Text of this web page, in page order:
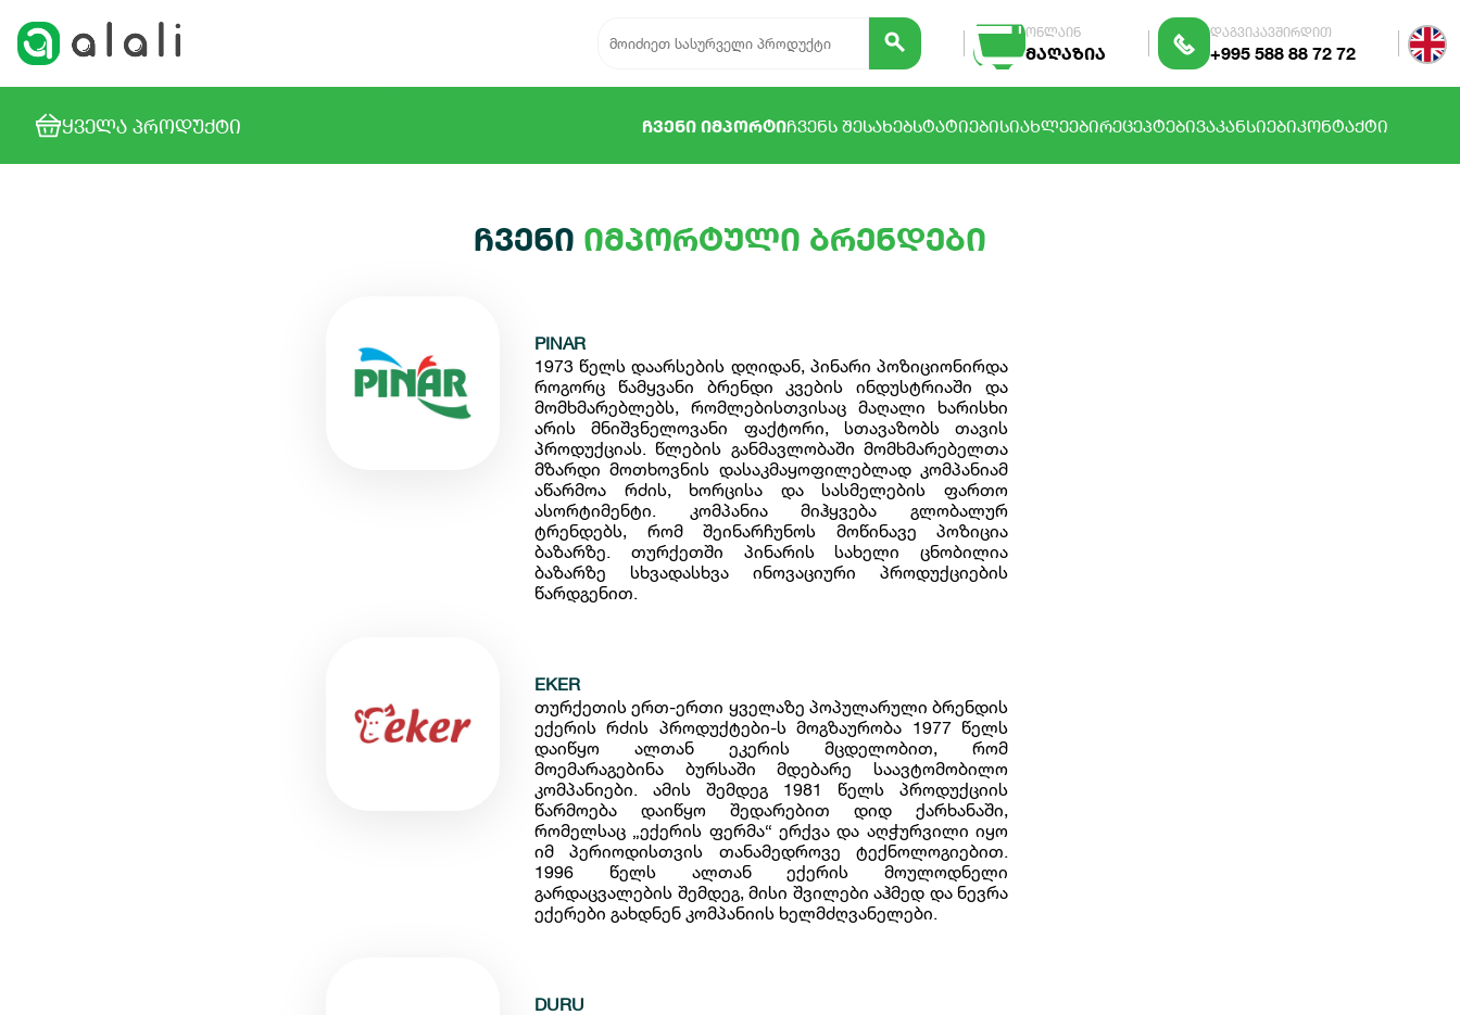
ონლაინ
მაღაზია
დაგვიკავშირდით
+995 588 88 72 72
ᲧᲕᲔᲚᲐ ᲞᲠᲝᲓᲣᲥᲢᲘ ᲩᲕᲔᲜᲘ ᲘᲛᲞᲝᲠᲢᲘᲩᲕᲔᲜᲡ ᲨᲔᲡᲐᲮᲔᲑᲡᲢᲐᲢᲘᲔᲑᲘᲡᲘᲐᲮᲚᲔᲔᲑᲘᲠᲔᲪᲔᲞᲢᲔᲑᲘᲕᲐᲙᲐᲜᲡᲘᲔᲑᲘᲙᲝᲜᲢᲐᲥᲢᲘ
ჩვენი იმპორტული ბრენდები
PINAR
1973 წელს დაარსების დღიდან, პინარი პოზიციონირდა
როგორც წამყვანი ბრენდი კვების ინდუსტრიაში და
მომხმარებლებს, რომლებისთვისაც მაღალი ხარისხი
არის მნიშვნელოვანი ფაქტორი, სთავაზობს თავის
პროდუქციას. წლების განმავლობაში მომხმარებელთა
მზარდი მოთხოვნის დასაკმაყოფილებლად კომპანიამ
აწარმოა რძის, ხორცისა და სასმელების ფართო
ასორტიმენტი. კომპანია მიჰყვება გლობალურ
ტრენდებს, რომ შეინარჩუნოს მოწინავე პოზიცია
ბაზარზე. თურქეთში პინარის სახელი ცნობილია
ბაზარზე სხვადასხვა ინოვაციური პროდუქციების
წარდგენით.
EKER
თურქეთის ერთ-ერთი ყველაზე პოპულარული ბრენდის
ექერის რძის პროდუქტები-ს მოგზაურობა 1977 წელს
დაიწყო ალთან ეკერის მცდელობით, რომ
მოემარაგებინა ბურსაში მდებარე საავტომობილო
კომპანიები. ამის შემდეგ 1981 წელს პროდუქციის
წარმოება დაიწყო შედარებით დიდ ქარხანაში,
რომელსაც „ექერის ფერმა“ ერქვა და აღჭურვილი იყო
იმ პერიოდისთვის თანამედროვე ტექნოლოგიებით.
1996 წელს ალთან ექერის მოულოდნელი
გარდაცვალების შემდეგ, მისი შვილები აჰმედ და ნევრა
ექერები გახდნენ კომპანიის ხელმძღვანელები.
DURU